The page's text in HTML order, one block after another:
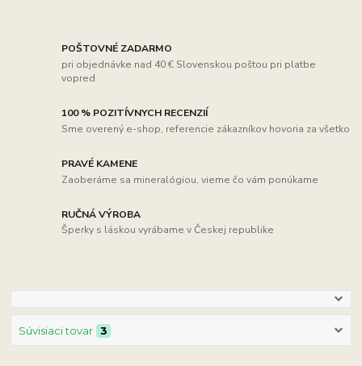
POŠTOVNÉ ZADARMO
pri objednávke nad 40 € Slovenskou poštou pri platbe
vopred
100 % POZITÍVNYCH RECENZIÍ
Sme overený e-shop, referencie zákazníkov hovoria za všetko
PRAVÉ KAMENE
Zaoberáme sa mineralógiou, vieme čo vám ponúkame
RUČNÁ VÝROBA
Šperky s láskou vyrábame v Českej republike
Súvisiaci tovar 3